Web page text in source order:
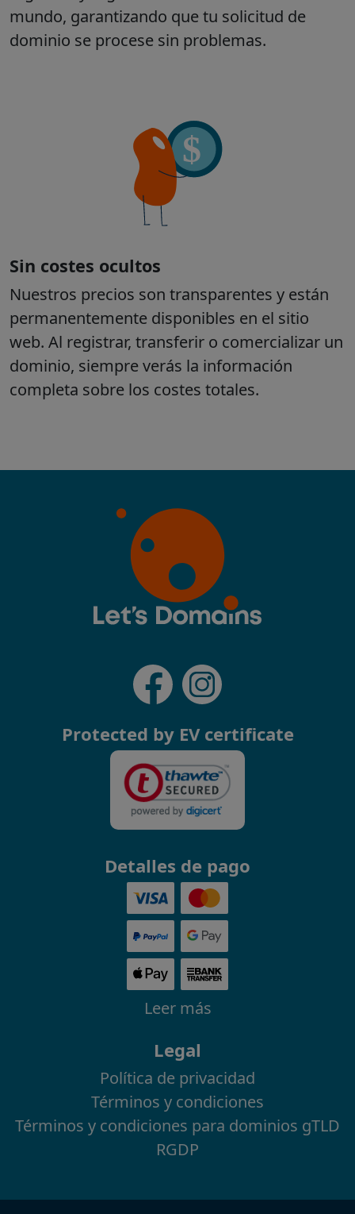
Protected by EV certificate
Detalles de pago
Leer más
Legal
Política de privacidad
Términos y condiciones
Términos y condiciones para dominios gTLD
RGDP